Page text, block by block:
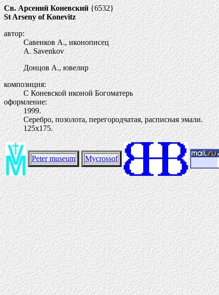
Св. Арсений Коневский{6532}
St Arseny of Konevitz
автор:
Савенков А., иконописец
A. Savenkov
Донцов А., ювелир
композиция:
С Коневской иконой Богоматерь
оформление:
1999.
Серебро, позолота, перегородчатая, расписная эмали.
125х175.
Peter museum Mycrossof